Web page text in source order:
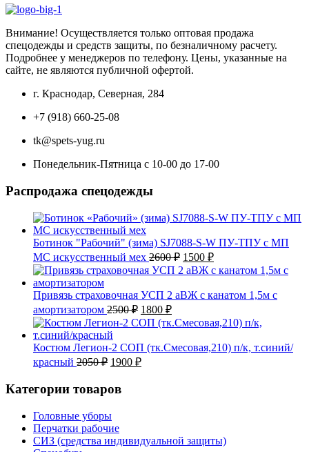
Внимание! Осуществляется только оптовая продажа
спецодежды и средств защиты, по безналичному расчету.
Подробнее у менеджеров по телефону. Цены, указанные на
сайте, не являются публичной офертой.
г. Краснодар, Северная, 284
+7 (918) 660-25-08
tk@spets-yug.ru
Понедельник-Пятница с 10-00 до 17-00
Распродажа спецодежды
Ботинок "Рабочий" (зима) SJ7088-S-W ПУ-ТПУ с МП
МС искусственный мех 2600₽ Первоначальная
цена
составляла
2600 ₽.
1500 ₽Текущая
цена:
Привязь страховочная УСП 2 аВЖ с канатом 1,5м с
амортизатором 2500₽ Первоначальная
цена
составляла
2500 ₽.
1800 ₽Текущая
цена:
Костюм Легион-2 СОП (тк.Смесовая,210) п/к, т.синий/
красный 2050₽ Первоначальная
1900 ₽Текущая
Категории товаров
Головные уборы
Перчатки рабочие
СИЗ (средства индивидуальной защиты)